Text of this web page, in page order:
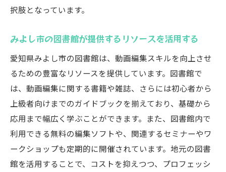
習の可能性
次世代の動画編集者育成のための取り組み
地域発信の動画制作への貢献方法
動画編集を通じた地域経済活性化の可能性
未来を見据えた動画編集のキャリアパス
択肢となっています。
みよし市の図書館が提供するリソースを活用する
愛知県みよし市の図書館は、動画編集スキルを向上させ
るための豊富なリソースを提供しています。図書館で
は、動画編集に関する書籍や雑誌、さらには初心者から
上級者向けまでのガイドブックを揃えており、基礎から
応用まで幅広く学ぶことができます。また、図書館内で
利用できる無料の編集ソフトや、関連するセミナーやワ
ークショップも定期的に開催されています。地元の図書
館を活用することで、コストを抑えつつ、プロフェッシ